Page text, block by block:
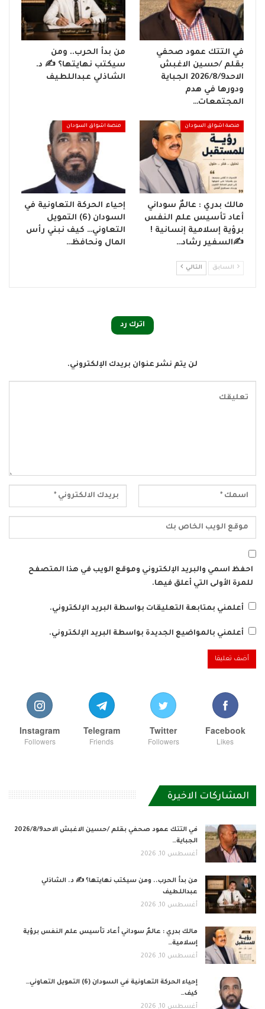
في التتك عمود صحفي
بقلم /حسين الاغبش
الاحد2026/8/9 الجباية
ودورها في هدم
المجتمعات…
من بدأ الحرب.. ومن
سيكتب نهايتها؟ ✍️ د.
الشاذلي عبداللطيف
منصة اشواق السودان
مالك بدري : عالمٌ سوداني
أعاد تأسيس علم النفس
برؤية إسلامية إنسانية !
✍️السفير رشاد…
منصة اشواق السودان
إحياء الحركة التعاونية في
السودان (6) التمويل
التعاوني… كيف نبني رأس
المال ونحافظ…
السابق التالي
اترك رد
لن يتم نشر عنوان بريدك الإلكتروني.
احفظ اسمي والبريد الإلكتروني وموقع الويب في هذا المتصفح
للمرة الأولى التي أعلق فيها.
أعلمني بمتابعة التعليقات بواسطة البريد الإلكتروني.
أعلمني بالمواضيع الجديدة بواسطة البريد الإلكتروني.
Facebook
Likes
Twitter
Followers
Telegram
Friends
Instagram
Followers
المشاركات الاخيرة
في التتك عمود صحفي بقلم /حسين الاغبش الاحد2026/8/9
الجباية…
أغسطس 10, 2026
من بدأ الحرب.. ومن سيكتب نهايتها؟ ✍️ د. الشاذلي
عبداللطيف
أغسطس 10, 2026
مالك بدري : عالمٌ سوداني أعاد تأسيس علم النفس برؤية
إسلامية…
أغسطس 10, 2026
إحياء الحركة التعاونية في السودان (6) التمويل التعاوني…
كيف…
أغسطس 10, 2026